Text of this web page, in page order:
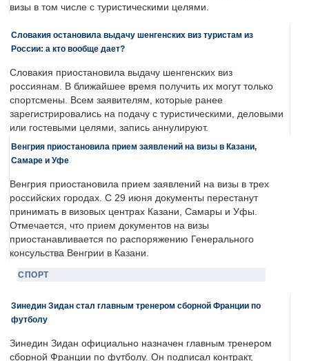
визы в том числе с туристическими целями.
Словакия остановила выдачу шенгенских виз туристам из
России: а кто вообще дает?
Словакия приостановила выдачу шенгенских виз
россиянам. В ближайшее время получить их могут только
спортсмены. Всем заявителям, которые ранее
зарегистрировались на подачу с туристическими, деловыми
или гостевыми целями, запись аннулируют.
Венгрия приостановила прием заявлений на визы в Казани,
Самаре и Уфе
Венгрия приостановила прием заявлений на визы в трех
российских городах. С 29 июня документы перестанут
принимать в визовых центрах Казани, Самары и Уфы.
Отмечается, что прием документов на визы
приостанавливается по распоряжению Генерального
консульства Венгрии в Казани.
СПОРТ
Зинедин Зидан стал главным тренером сборной Франции по
футболу
Зинедин Зидан официально назначен главным тренером
сборной Франции по футболу. Он подписал контракт,